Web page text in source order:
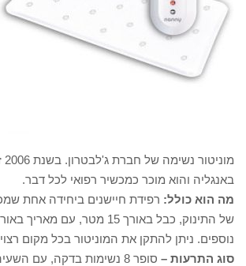
באנגליה והוא מוכר כמכשיר רפואי לכל דבר.
מה הוא כולל: רפידת חיישנים ביחידה אחת
נוספים. ניתן להתקן את המוניטור בכל מקום
סוג התרעות –